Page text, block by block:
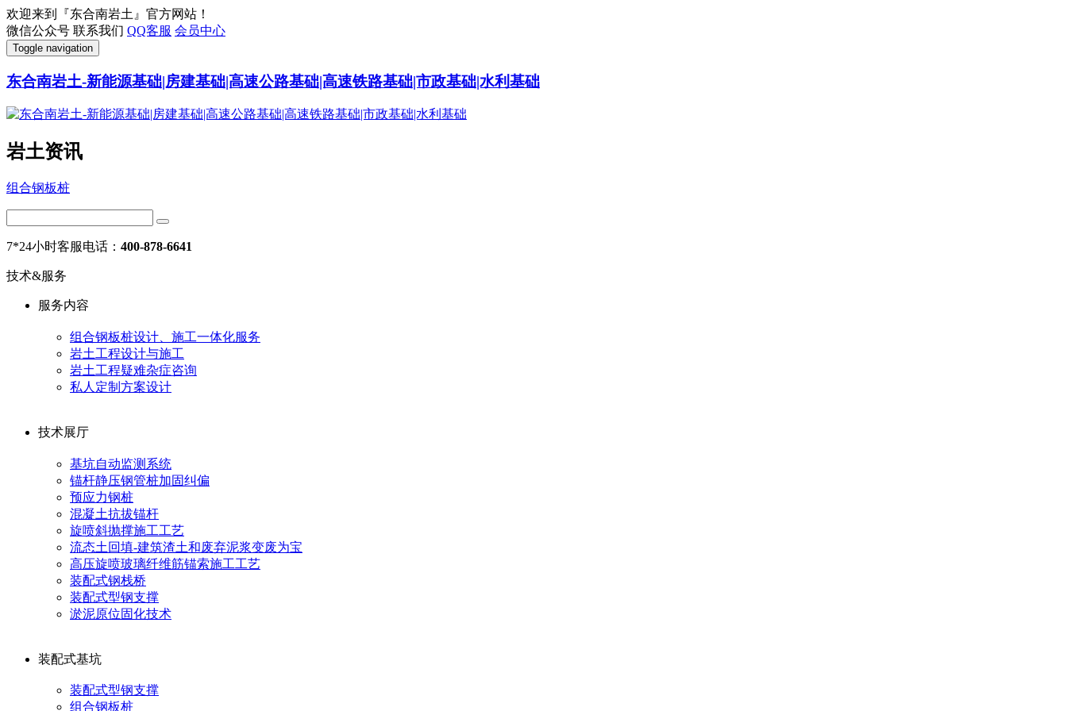
欢迎来到『东合南岩土』官方网站！
微信公众号 联系我们 QQ客服 会员中心
Toggle navigation
东合南岩土-新能源基础|房建基础|高速公路基础|高速铁路基础|市政基础|水利基础
岩土资讯
组合钢板桩
7*24小时客服电话： 400-878-6641
技术&服务
服务内容
组合钢板桩设计、施工一体化服务
岩土工程设计与施工
岩土工程疑难杂症咨询
私人定制方案设计
技术展厅
基坑自动监测系统
锚杆静压钢管桩加固纠偏
预应力钢桩
混凝土抗拔锚杆
旋喷斜抛撑施工工艺
流态土回填-建筑渣土和废弃泥浆变废为宝
高压旋喷玻璃纤维筋锚索施工工艺
装配式钢栈桥
装配式型钢支撑
淤泥原位固化技术
装配式基坑
装配式型钢支撑
组合钢板桩